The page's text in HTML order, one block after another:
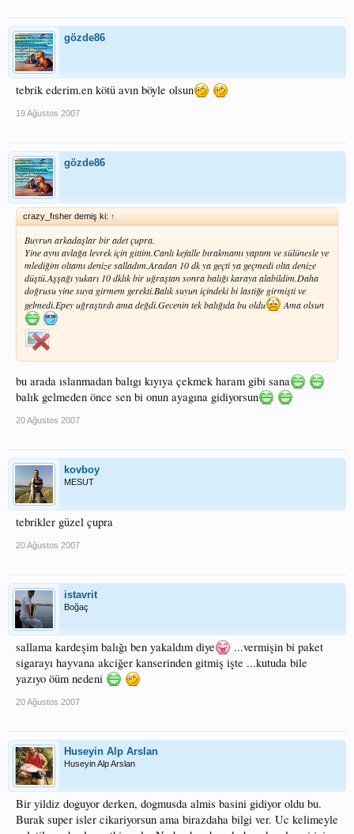
gözde86
tebrik ederim.en kötü avın böyle olsun
19 Ağustos 2007
gözde86
crazy_fısher demiş ki: ↑
Buyrun arkadaşlar bir adet çupra.
Yine aynı avlağa levrek için gittim.Canlı kefalle bırakmamı yaptım ve sülünesle ye
mlediğim oltamı denize salladım.Aradan 10 dk ya geçti ya geçmedi olta denize
düştü.Aşşağı yukarı 10 dklık bir uğraştan sonra balığı karaya alabildim.Daha
doğrusu yine suya girmem gerekti.Balık suyun içindeki bi lastiğe girmişti ve
gelmedi.Epey uğraştırdı ama değdi.Gecenin tek balığıda bu oldu
Ama olsun
bu arada ıslanmadan balıgı kıyıya çekmek haram gibi sana
balık gelmeden önce sen bi onun ayagına gidiyorsun
20 Ağustos 2007
kovboy
MESUT
tebrikler güzel çupra
20 Ağustos 2007
istavrit
Boğaç
sallama kardeşim balığı ben yakaldım diye
...vermişin bi paket
sigarayı hayvana akciğer kanserinden gitmiş işte ...kutuda bile
yazıyo öüm nedeni
20 Ağustos 2007
Huseyin Alp Arslan
Huseyin Alp Arslan
Bir yildiz doguyor derken, dogmusda almis basini gidiyor oldu bu.
Burak super isler cikariyorsun ama birazdaha bilgi ver. Uc kelimeyle